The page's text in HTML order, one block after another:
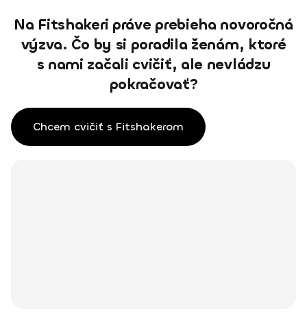
Na Fitshakeri práve prebieha novoročná
výzva. Čo by si poradila ženám, ktoré
s nami začali cvičiť, ale nevládzu
pokračovať?
Chcem cvičiť s Fitshakerom